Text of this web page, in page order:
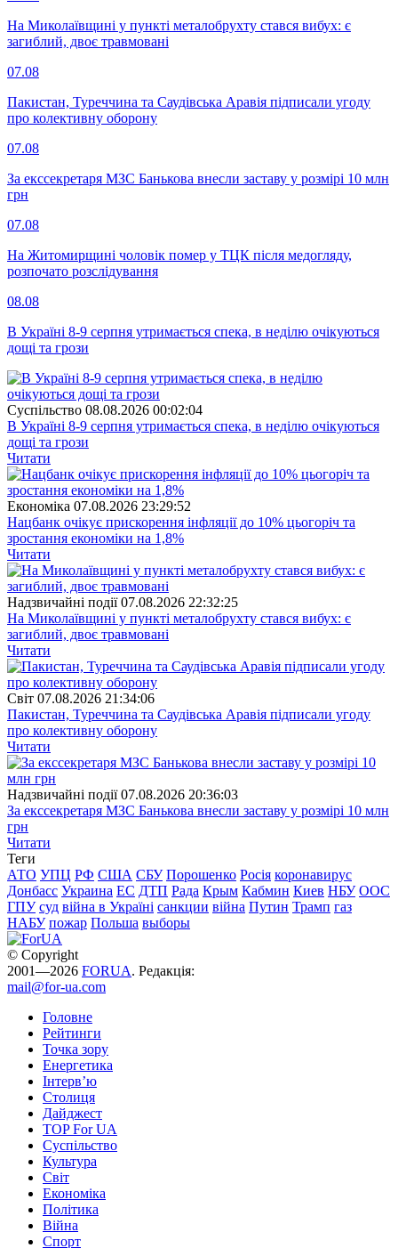
На Миколаївщині у пункті металобрухту стався вибух: є
загиблий, двоє травмовані
07.08
Пакистан, Туреччина та Саудівська Аравія підписали угоду
про колективну оборону
07.08
За екссекретаря МЗС Банькова внесли заставу у розмірі 10 млн
грн
07.08
На Житомирщині чоловік помер у ТЦК після медогляду,
розпочато розслідування
08.08
В Україні 8-9 серпня утримається спека, в неділю очікуються
дощі та грози
Суспiльство 08.08.2026 00:02:04
В Україні 8-9 серпня утримається спека, в неділю очікуються
дощі та грози
Читати
Економіка 07.08.2026 23:29:52
Нацбанк очікує прискорення інфляції до 10% цьогоріч та
зростання економіки на 1,8%
Читати
Надзвичайні події 07.08.2026 22:32:25
На Миколаївщині у пункті металобрухту стався вибух: є
загиблий, двоє травмовані
Читати
Свiт 07.08.2026 21:34:06
Пакистан, Туреччина та Саудівська Аравія підписали угоду
про колективну оборону
Читати
Надзвичайні події 07.08.2026 20:36:03
За екссекретаря МЗС Банькова внесли заставу у розмірі 10 млн
грн
Читати
Теги
АТО УПЦ РФ США СБУ Порошенко Росія коронавирус
Донбасс Украина ЕС ДТП Рада Крым Кабмин Киев НБУ ООС
ГПУ суд війна в Україні санкции війна Путин Трамп газ
НАБУ пожар Польша выборы
© Copyright
2001—2026 FORUA. Редакція:
mail@for-ua.com
Головне
Рейтинги
Точка зору
Енергетика
Інтерв’ю
Столиця
Дайджест
TOP For UA
Суспiльство
Культура
Світ
Економіка
Політика
Війна
Спорт